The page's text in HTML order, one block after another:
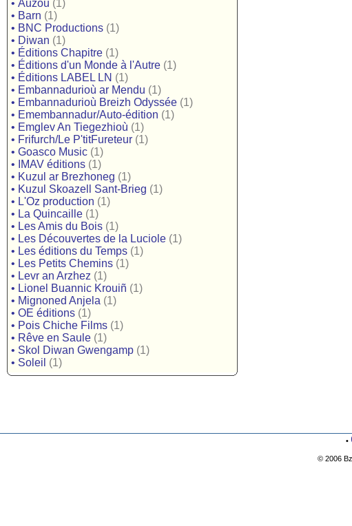
• Auzou (1)
• Barn (1)
• BNC Productions (1)
• Diwan (1)
• Éditions Chapitre (1)
• Éditions d'un Monde à l'Autre (1)
• Éditions LABEL LN (1)
• Embannadurioù ar Mendu (1)
• Embannadurioù Breizh Odyssée (1)
• Emembannadur/Auto-édition (1)
• Emglev An Tiegezhioù (1)
• Frifurch/Le P'titFureteur (1)
• Goasco Music (1)
•
IMAV éditions (1)
• Kuzul ar Brezhoneg (1)
• Kuzul Skoazell Sant-Brieg (1)
• L'Oz production (1)
• La Quincaille (1)
• Les Amis du Bois (1)
• Les Découvertes de la Luciole (1)
• Les éditions du Temps (1)
• Les Petits Chemins (1)
• Levr an Arzhez (1)
• Lionel Buannic Krouiñ (1)
• Mignoned Anjela (1)
• OE éditions (1)
• Pois Chiche Films (1)
• Rêve en Saule (1)
• Skol Diwan Gwengamp (1)
• Soleil (1)
•
© 2006